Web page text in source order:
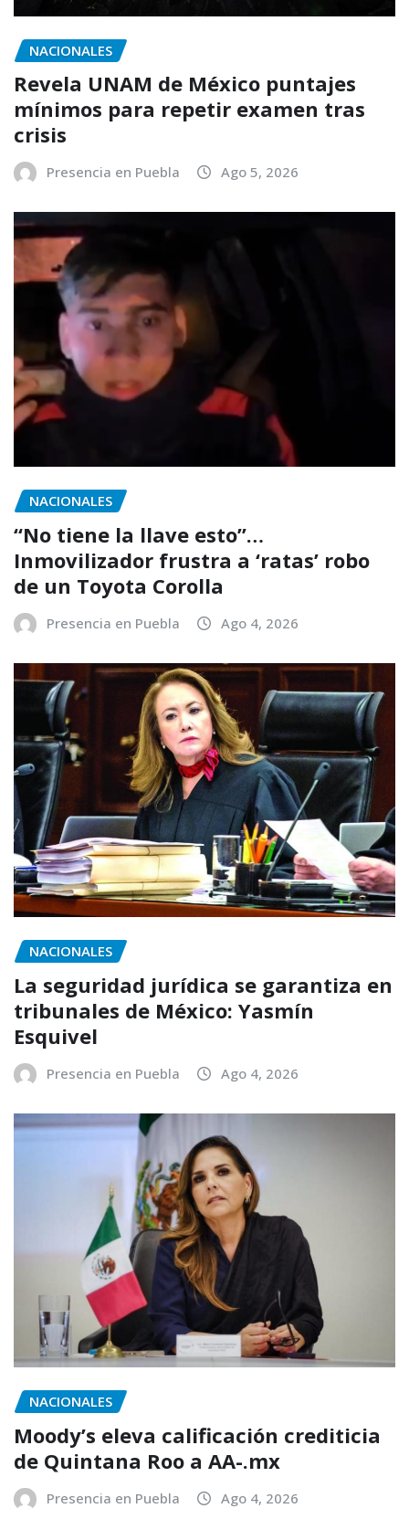
NACIONALES
Revela UNAM de México puntajes
mínimos para repetir examen tras
crisis
Presencia en Puebla Ago 5, 2026
NACIONALES
“No tiene la llave esto”…
Inmovilizador frustra a ‘ratas’ robo
de un Toyota Corolla
Presencia en Puebla Ago 4, 2026
NACIONALES
La seguridad jurídica se garantiza en
tribunales de México: Yasmín
Esquivel
Presencia en Puebla Ago 4, 2026
NACIONALES
Moody’s eleva calificación crediticia
de Quintana Roo a AA-.mx
Presencia en Puebla Ago 4, 2026